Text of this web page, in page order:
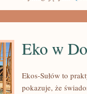
Eko w
Ekos-Sułów to
pokazuje, że